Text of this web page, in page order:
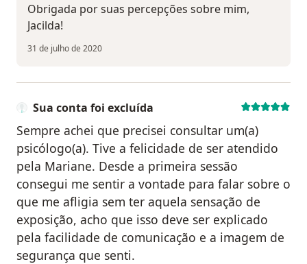
Obrigada por suas percepções sobre mim,
Jacilda!
31 de julho de 2020
Sua conta foi excluída
Sempre achei que precisei consultar um(a)
psicólogo(a). Tive a felicidade de ser atendido
pela Mariane. Desde a primeira sessão
consegui me sentir a vontade para falar sobre o
que me afligia sem ter aquela sensação de
exposição, acho que isso deve ser explicado
pela facilidade de comunicação e a imagem de
segurança que senti.